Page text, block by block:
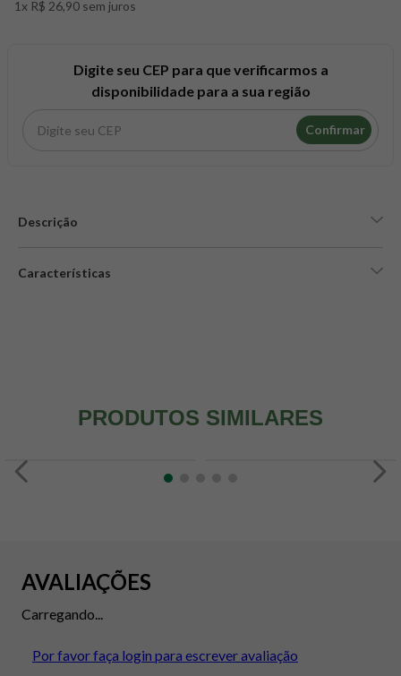
1x R$ 26,90 sem juros
Digite seu CEP para que verificarmos a
disponibilidade para a sua região
Confirmar
Descrição
Características
PRODUTOS SIMILARES
AVALIAÇÕES
Carregando...
Por favor faça login para escrever avaliação
8º snack proteico mundo verde
creatina mundo verde